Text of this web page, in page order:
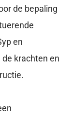
de bepaling
en
krachten en